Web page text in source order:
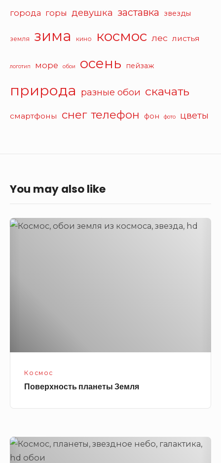
города горы девушка заставка звезды
земля зима кино космос лес листья
логотип море обои осень пейзаж
природа разные обои скачать
смартфоны снег телефон фон фото цветы
You may also like
Поверхность
Космос
Поверхность планеты Земля
Звездное
небо